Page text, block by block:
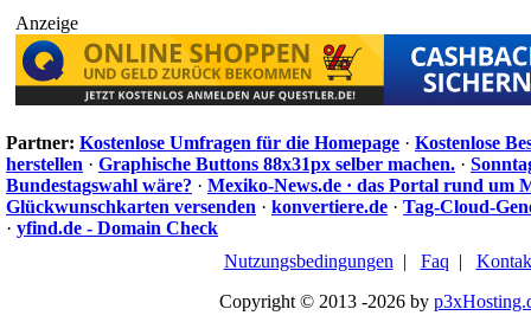
Anzeige
Partner: Kostenlose Umfragen für die Homepage · Kostenlose
herstellen · Graphische Buttons 88x31px selber machen. ·
Bundestagswahl wäre? · Mexiko-News.de · das Portal rund um
Glückwunschkarten versenden · konvertiere.de · Tag-Cloud-
· yfind.de - Domain Check
Nutzungsbedingungen | Faq |
Copyright © 2013 -2026 by